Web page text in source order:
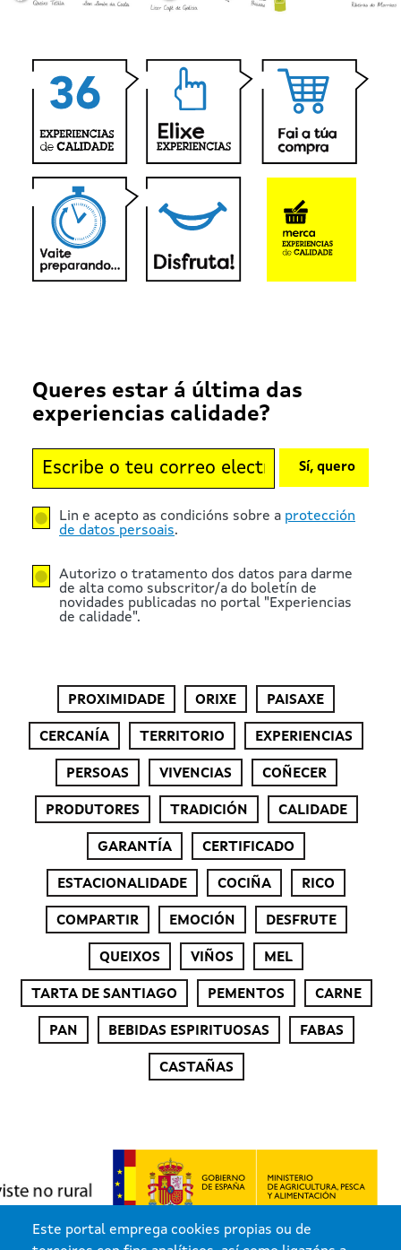
Este portal emprega cookies propias ou de
Queres estar á última das
experiencias calidade?
Lin e acepto as condicións sobre a protección
de datos persoais.
Autorizo o tratamento dos datos para darme
de alta como subscritor/a do boletín de
novidades publicadas no portal "Experiencias
de calidade".
Sí, quero
PROXIMIDADE ORIXE PAISAXE
CERCANÍA TERRITORIO EXPERIENCIAS
PERSOAS VIVENCIAS COÑECER
PRODUTORES TRADICIÓN CALIDADE
GARANTÍA CERTIFICADO
ESTACIONALIDADE COCIÑA RICO
COMPARTIR EMOCIÓN DESFRUTE
QUEIXOS VIÑOS MEL
TARTA DE SANTIAGO PEMENTOS CARNE
PAN BEBIDAS ESPIRITUOSAS FABAS
CASTAÑAS